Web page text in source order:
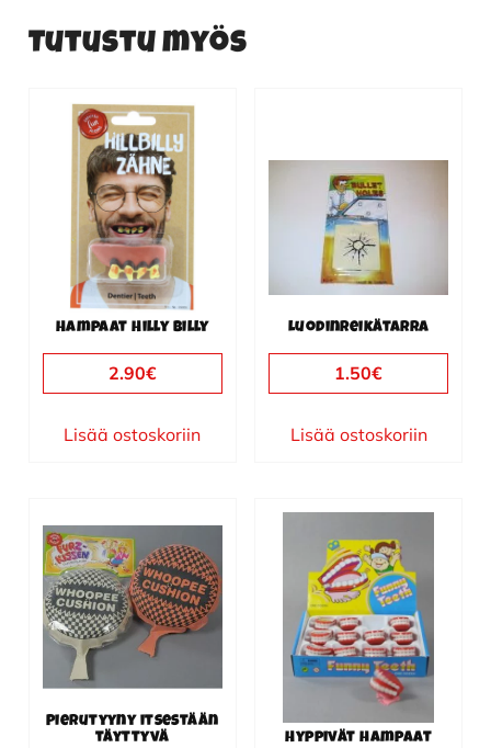
Tutustu myös
Hampaat Hilly Billy
2.90€
Lisää ostoskoriin
Luodinreikätarra
1.50€
Lisää ostoskoriin
Pierutyyny itsestään
täyttyvä
Hyppivät hampaat